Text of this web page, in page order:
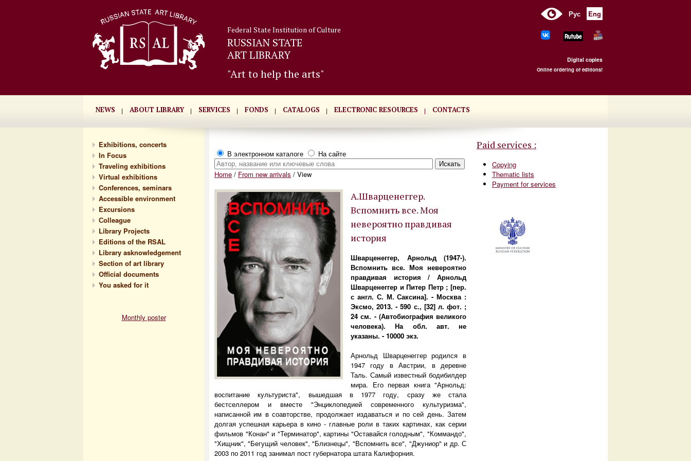
Federal State Institution of Culture
RUSSIAN STATE
ART LIBRARY
"Art to help the arts"
Рус Eng
Digital copies
Online ordering of editions!
NEWS ABOUT LIBRARY SERVICES FONDS CATALOGS ELECTRONIC RESOURCES CONTACTS
Exhibitions, concerts
In Focus
Traveling exhibitions
Virtual exhibitions
Conferences, seminars
Accessible environment
Excursions
Сolleague
Library Projects
Editions of the RSAL
Library asknowledgement
Section of art library
Official documents
You asked for it
Monthly poster
В электронном каталоге На сайте
Home / From new arrivals / View
А.Шварценеггер.
Вспомнить все. Моя
невероятно правдивая
история
Шварценеггер, Арнольд (1947-).
Вспомнить все. Моя невероятно
правдивая история / Арнольд
Шварценеггер и Питер Петр ; [пер.
с англ. С. М. Саксина]. - Москва :
Эксмо, 2013. - 590 с., [32] л. фот. ;
24 см. - (Автобиография великого
человека). На обл. авт. не
указаны. - 10000 экз.
Арнольд Шварценеггер родился в
1947 году в Австрии, в деревне
Таль. Самый известный бодибилдер
мира. Его первая книга "Арнольд:
воспитание культуриста", вышедшая в 1977 году, сразу же стала
бестселлером и вместе "Энциклопедией современного культуризма",
написанной им в соавторстве, продолжает издаваться и по сей день. Затем
долгая успешная карьера в кино - главные роли в таких картинах, как серии
фильмов "Конан" и "Терминатор", картины "Оставайся голодным", "Коммандо",
"Хищник", "Бегущий человек", "Близнецы", "Вспомнить все", "Джуниор" и др. С
2003 по 2011 год занимал пост губернатора штата Калифорния.
Paid services :
Copying
Thematic lists
Payment for services